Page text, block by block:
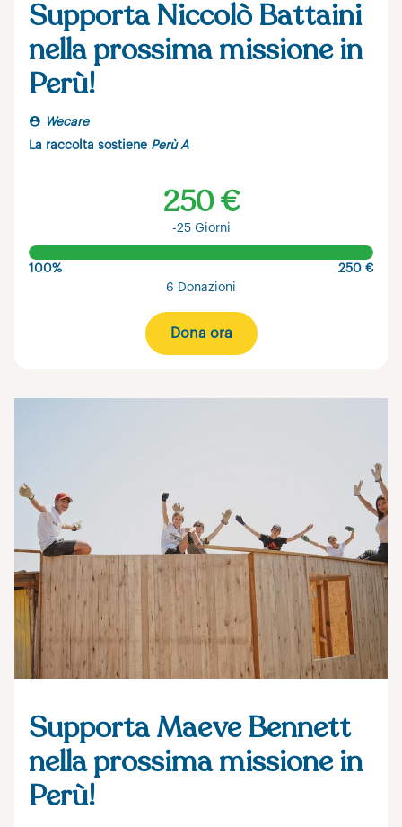
Supporta Niccolò Battaini
nella prossima missione in
Perù!
Wecare
La raccolta sostiene Perù A
250 €
-25 Giorni
100%
250 €
6 Donazioni
Dona ora
Supporta Maeve Bennett
nella prossima missione in
Perù!